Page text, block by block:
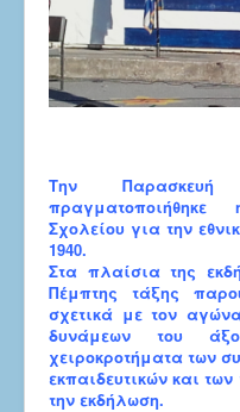
Την
πραγματοποιήθηκε
Σχολείου για την
1940.
Στα πλαίσια της
Πέμπτης τάξης
σχετικά με τον
δυνάμεων του
χειροκροτήματα των
εκπαιδευτικών και
την εκδήλωση.